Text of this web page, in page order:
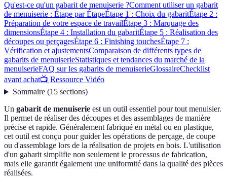
Qu'est-ce qu'un gabarit de menuiserie ?Comment utiliser un gabarit
de menuiserie : Étape par ÉtapeÉtape 1 : Choix du gabaritÉtape 2 :
Préparation de votre espace de travailÉtape 3 : Marquage des
dimensionsÉtape 4 : Installation du gabaritÉtape 5 : Réalisation des
découpes ou perçagesÉtape 6 : Finishing touchesÉtape 7 :
Vérification et ajustementsComparaison de différents types de
gabarits de menuiserieStatistiques et tendances du marché de la
menuiserieFAQ sur les gabarits de menuiserieGlossaireChecklist
avant achat📺 Ressource Vidéo
Sommaire(15 sections)
Un gabarit de menuiserie est un outil essentiel pour tout menuisier.
Il permet de réaliser des découpes et des assemblages de manière
précise et rapide. Généralement fabriqué en métal ou en plastique,
cet outil est conçu pour guider les opérations de perçage, de coupe
ou d'assemblage lors de la réalisation de projets en bois. L'utilisation
d'un gabarit simplifie non seulement le processus de fabrication,
mais elle garantit également une uniformité dans la qualité des pièces
réalisées.